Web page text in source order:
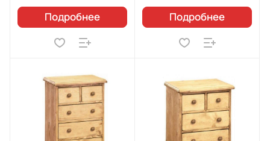
Подробнее Подробнее